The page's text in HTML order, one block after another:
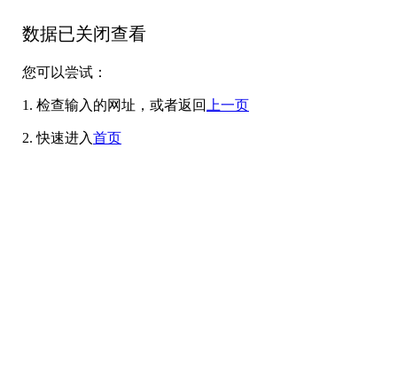
数据已关闭查看
您可以尝试：
1. 检查输入的网址，或者返回 上一页
2. 快速进入首页